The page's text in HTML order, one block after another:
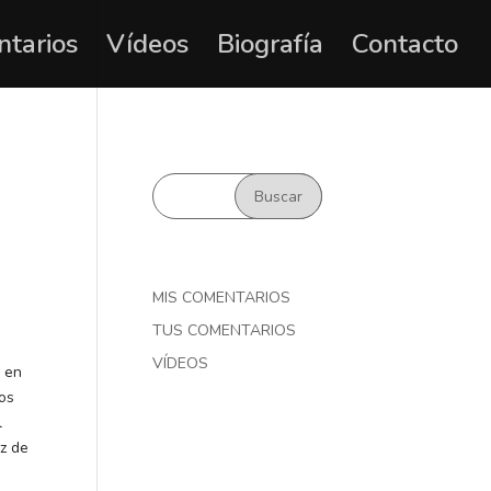
Vídeos Biografía Contacto
de
MIS COMENTARIOS
TUS COMENTARIOS
VÍDEOS